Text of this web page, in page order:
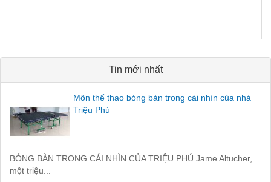
Tin mới nhất
Môn thể thao bóng bàn trong cái nhìn của nhà
Triệu Phú
BÓNG BÀN TRONG CÁI NHÌN CỦA TRIỆU PHÚ Jame Altucher,
một triệu...